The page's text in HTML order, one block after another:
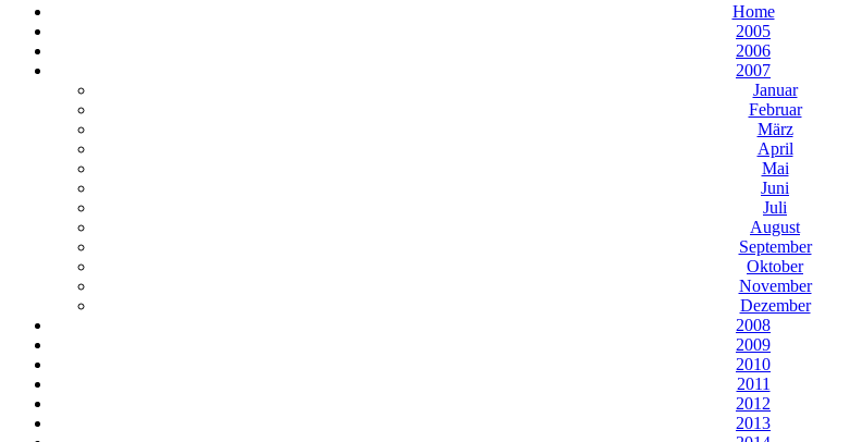
Home
2005
2006
2007
Januar
Februar
März
April
Mai
Juni
Juli
August
September
Oktober
November
Dezember
2008
2009
2010
2011
2012
2013